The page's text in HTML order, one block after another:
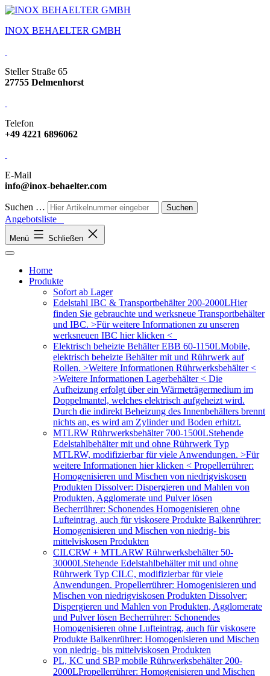
INOX BEHAELTER GMBH
Steller Straße 65
27755 Delmenhorst
Telefon
+49 4221 6896062
E-Mail
info@inox-behaelter.com
Suchen …
Angebotsliste
Menü Schließen
Home
Produkte
Sofort ab Lager
Edelstahl IBC & Transportbehälter 200-2000LHier
finden Sie gebrauchte und werksneue Transportbehälter
und IBC. >Für weitere Informationen zu unseren
werksneuen IBC hier klicken <
Elektrisch beheizte Behälter EBB 60-1150LMobile,
elektrisch beheizte Behälter mit und Rührwerk auf
Rollen. >Weitere Informationen Rührwerksbehälter <
>Weitere Informationen Lagerbehälter < Die
Aufheizung erfolgt über ein Wärmeträgermedium im
Doppelmantel, welches elektrisch aufgeheizt wird.
Durch die indirekt Beheizung des Innenbehälters brennt
nichts an, es wird am Zylinder und Boden erhitzt.
MTLRW Rührwerksbehälter 700-1500LStehende
Edelstahlbehälter mit und ohne Rührwerk Typ
MTLRW, modifizierbar für viele Anwendungen. >Für
weitere Informationen hier klicken < Propellerrührer:
Homogenisieren und Mischen von niedrigviskosen
Produkten Dissolver: Dispergieren und Mahlen von
Produkten, Agglomerate und Pulver lösen
Becherrührer: Schonendes Homogenisieren ohne
Lufteintrag, auch für viskosere Produkte Balkenrührer:
Homogenisieren und Mischen von niedrig- bis
mittelviskosen Produkten
CILCRW + MTLARW Rührwerksbehälter 50-
30000LStehende Edelstahlbehälter mit und ohne
Rührwerk Typ CILC, modifizierbar für viele
Anwendungen. Propellerrührer: Homogenisieren und
Mischen von niedrigviskosen Produkten Dissolver:
Dispergieren und Mahlen von Produkten, Agglomerate
und Pulver lösen Becherrührer: Schonendes
Homogenisieren ohne Lufteintrag, auch für viskosere
Produkte Balkenrührer: Homogenisieren und Mischen
von niedrig- bis mittelviskosen Produkten
PL, KC und SBP mobile Rührwerksbehälter 200-
2000LPropellerrührer: Homogenisieren und Mischen